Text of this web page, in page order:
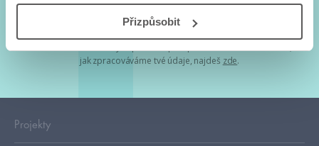
Přizpůsobit
Tvá e-mailová adresa je u nás v bezpečí. Přečti si
jak zpracováváme tvé údaje, najdeš zde.
Projekty